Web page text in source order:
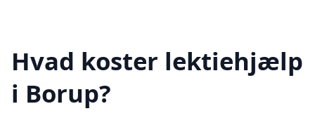
Hvad koster lektiehjælp
i Borup?